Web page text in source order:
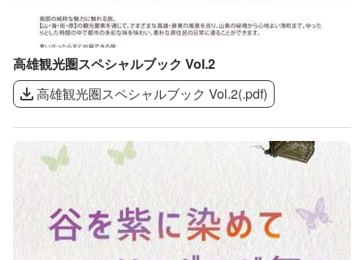
高雄観光圏スペシャルブック Vol.2
高雄観光圏スペシャルブック Vol.2(.pdf)